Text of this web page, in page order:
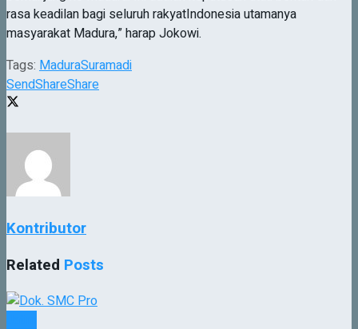
rasa keadilan bagi seluruh rakyatIndonesia utamanya
masyarakat Madura,” harap Jokowi.
Tags: MaduraSuramadi
SendShareShare
Kontributor
Related Posts